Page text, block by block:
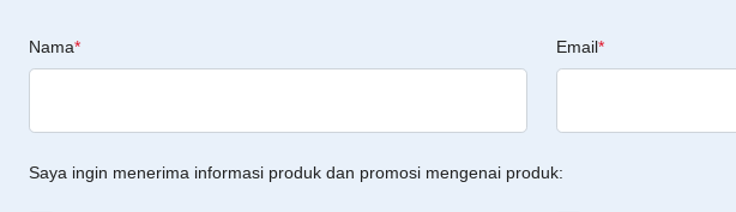
Nama* Email*
Saya ingin menerima informasi produk dan promosi mengenai produk: